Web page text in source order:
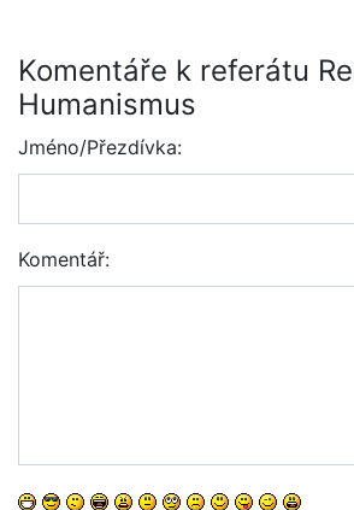
Komentáře k referátu
Humanismus
Jméno/Přezdívka:
Komentář: